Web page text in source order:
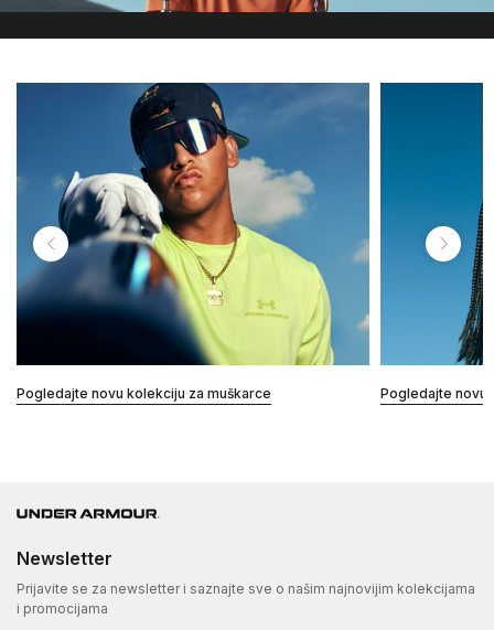
Pogledajte novu kolekciju za muškarce Pogledajte novu
Newsletter
Prijavite se za newsletter i saznajte sve o našim najnovijim kolekcijama
i promocijama